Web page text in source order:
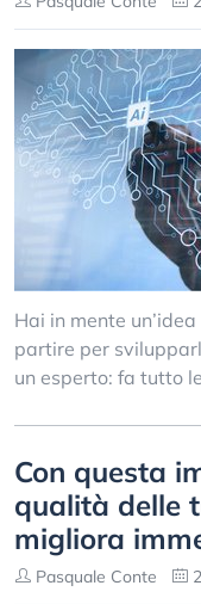
Hai in mente
partire per
un esperto: fa tutto
Con questa
qualità delle
migliora
Pasquale Conte